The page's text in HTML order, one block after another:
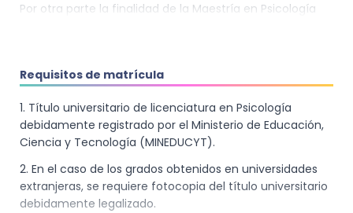
Por otra parte la finalidad de la Maestría en Psicología
desarrollar un tratamiento integral, efectivo y ético;
incorporar a su práctica clínica los estudios e
investigaciones en el área de salud mental e integrará la
formación en el tratamiento de los problemas de salud
mental con otras ciencias que intervienen en este
campo.
Requisitos de matrícula
1. Título universitario de licenciatura en Psicología
debidamente registrado por el Ministerio de Educación,
Ciencia y Tecnología (MINEDUCYT).
2. En el caso de los grados obtenidos en universidades
extranjeras, se requiere fotocopia del título universitario
debidamente legalizado.